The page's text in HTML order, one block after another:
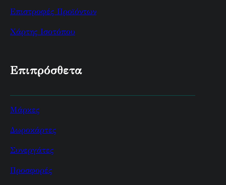
Επιστροφές Προϊόντων
Χάρτης Ισοτόπου
Επιπρόσθετα
Μάρκες
Δωροκάρτες
Συνεργάτες
Προσφορές